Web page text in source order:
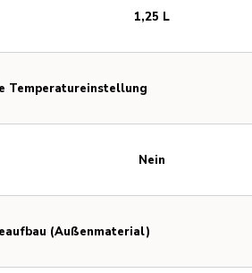
Temperatureinstellung
(Außenmaterial)
1,25 L
Nein